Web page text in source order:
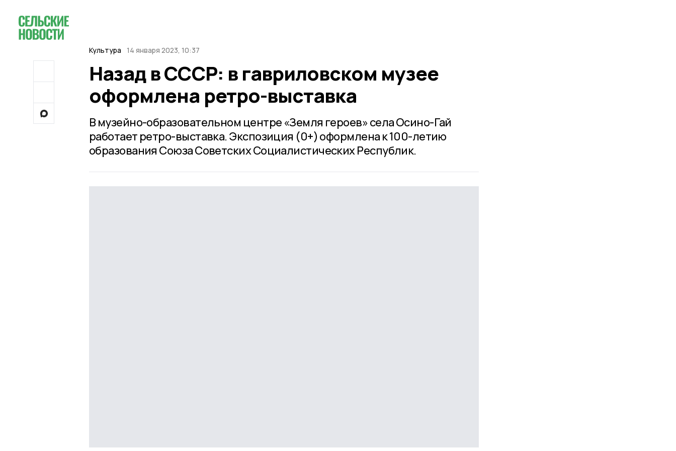
Культура 14 января 2023, 10:37
Назад в СССР: в гавриловском музее
оформлена ретро-выставка
В музейно-образовательном центре «Земля героев» села Осино-Гай
работает ретро-выставка. Экспозиция (0+) оформлена к 100-летию
образования Союза Советских Социалистических Республик.